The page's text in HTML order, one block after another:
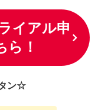
イアル申
ら！
ン☆